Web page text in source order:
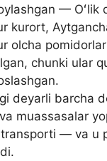
— Oʻlik
kurort,
olcha
chunki ular
deyarli barcha
muassasalar
— va u